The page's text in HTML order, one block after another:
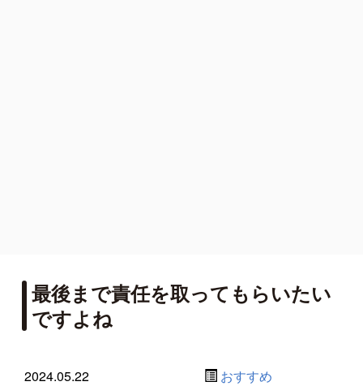
最後まで責任を取ってもらいたい
ですよね
2024.05.22 おすすめ